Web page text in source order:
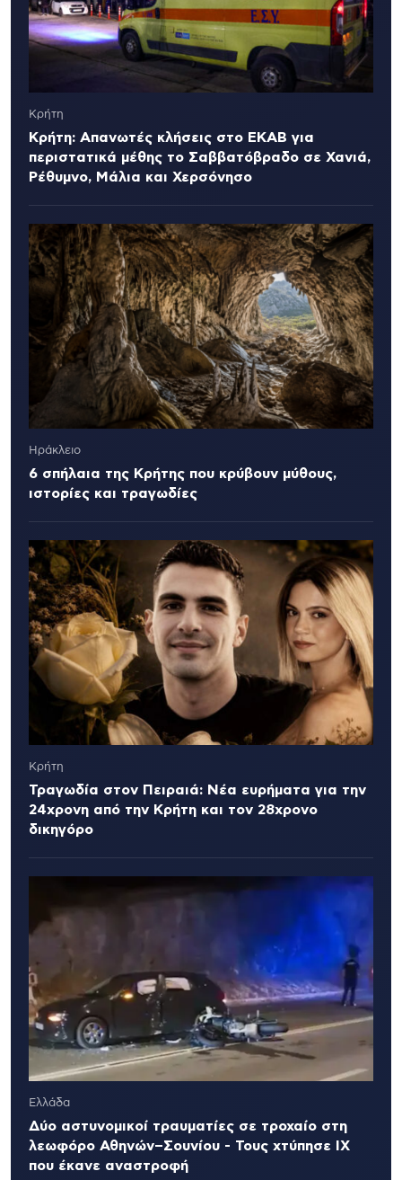
Κρήτη
Κρήτη: Απανωτές κλήσεις στο ΕΚΑΒ για
περιστατικά μέθης το Σαββατόβραδο σε Χανιά,
Ρέθυμνο, Μάλια και Χερσόνησο
Ηράκλειο
6 σπήλαια της Κρήτης που κρύβουν μύθους,
ιστορίες και τραγωδίες
Κρήτη
Τραγωδία στον Πειραιά: Νέα ευρήματα για την
24χρονη από την Κρήτη και τον 28χρονο
δικηγόρο
Ελλάδα
Δύο αστυνομικοί τραυματίες σε τροχαίο στη
λεωφόρο Αθηνών–Σουνίου - Τους χτύπησε ΙΧ
που έκανε αναστροφή